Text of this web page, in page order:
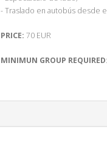
- Traslado en autobús desde
PRICE: 70 EUR
MINIMUN GROUP REQUIRED